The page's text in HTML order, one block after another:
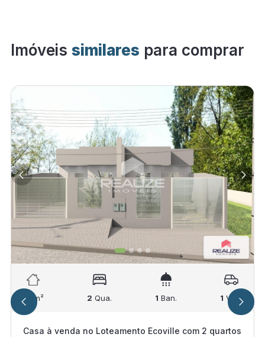
Imóveis similares para comprar
59 m² 2 Qua. 1 Ban. 1 Vag.
Casa à venda no Loteamento Ecoville com 2 quartos